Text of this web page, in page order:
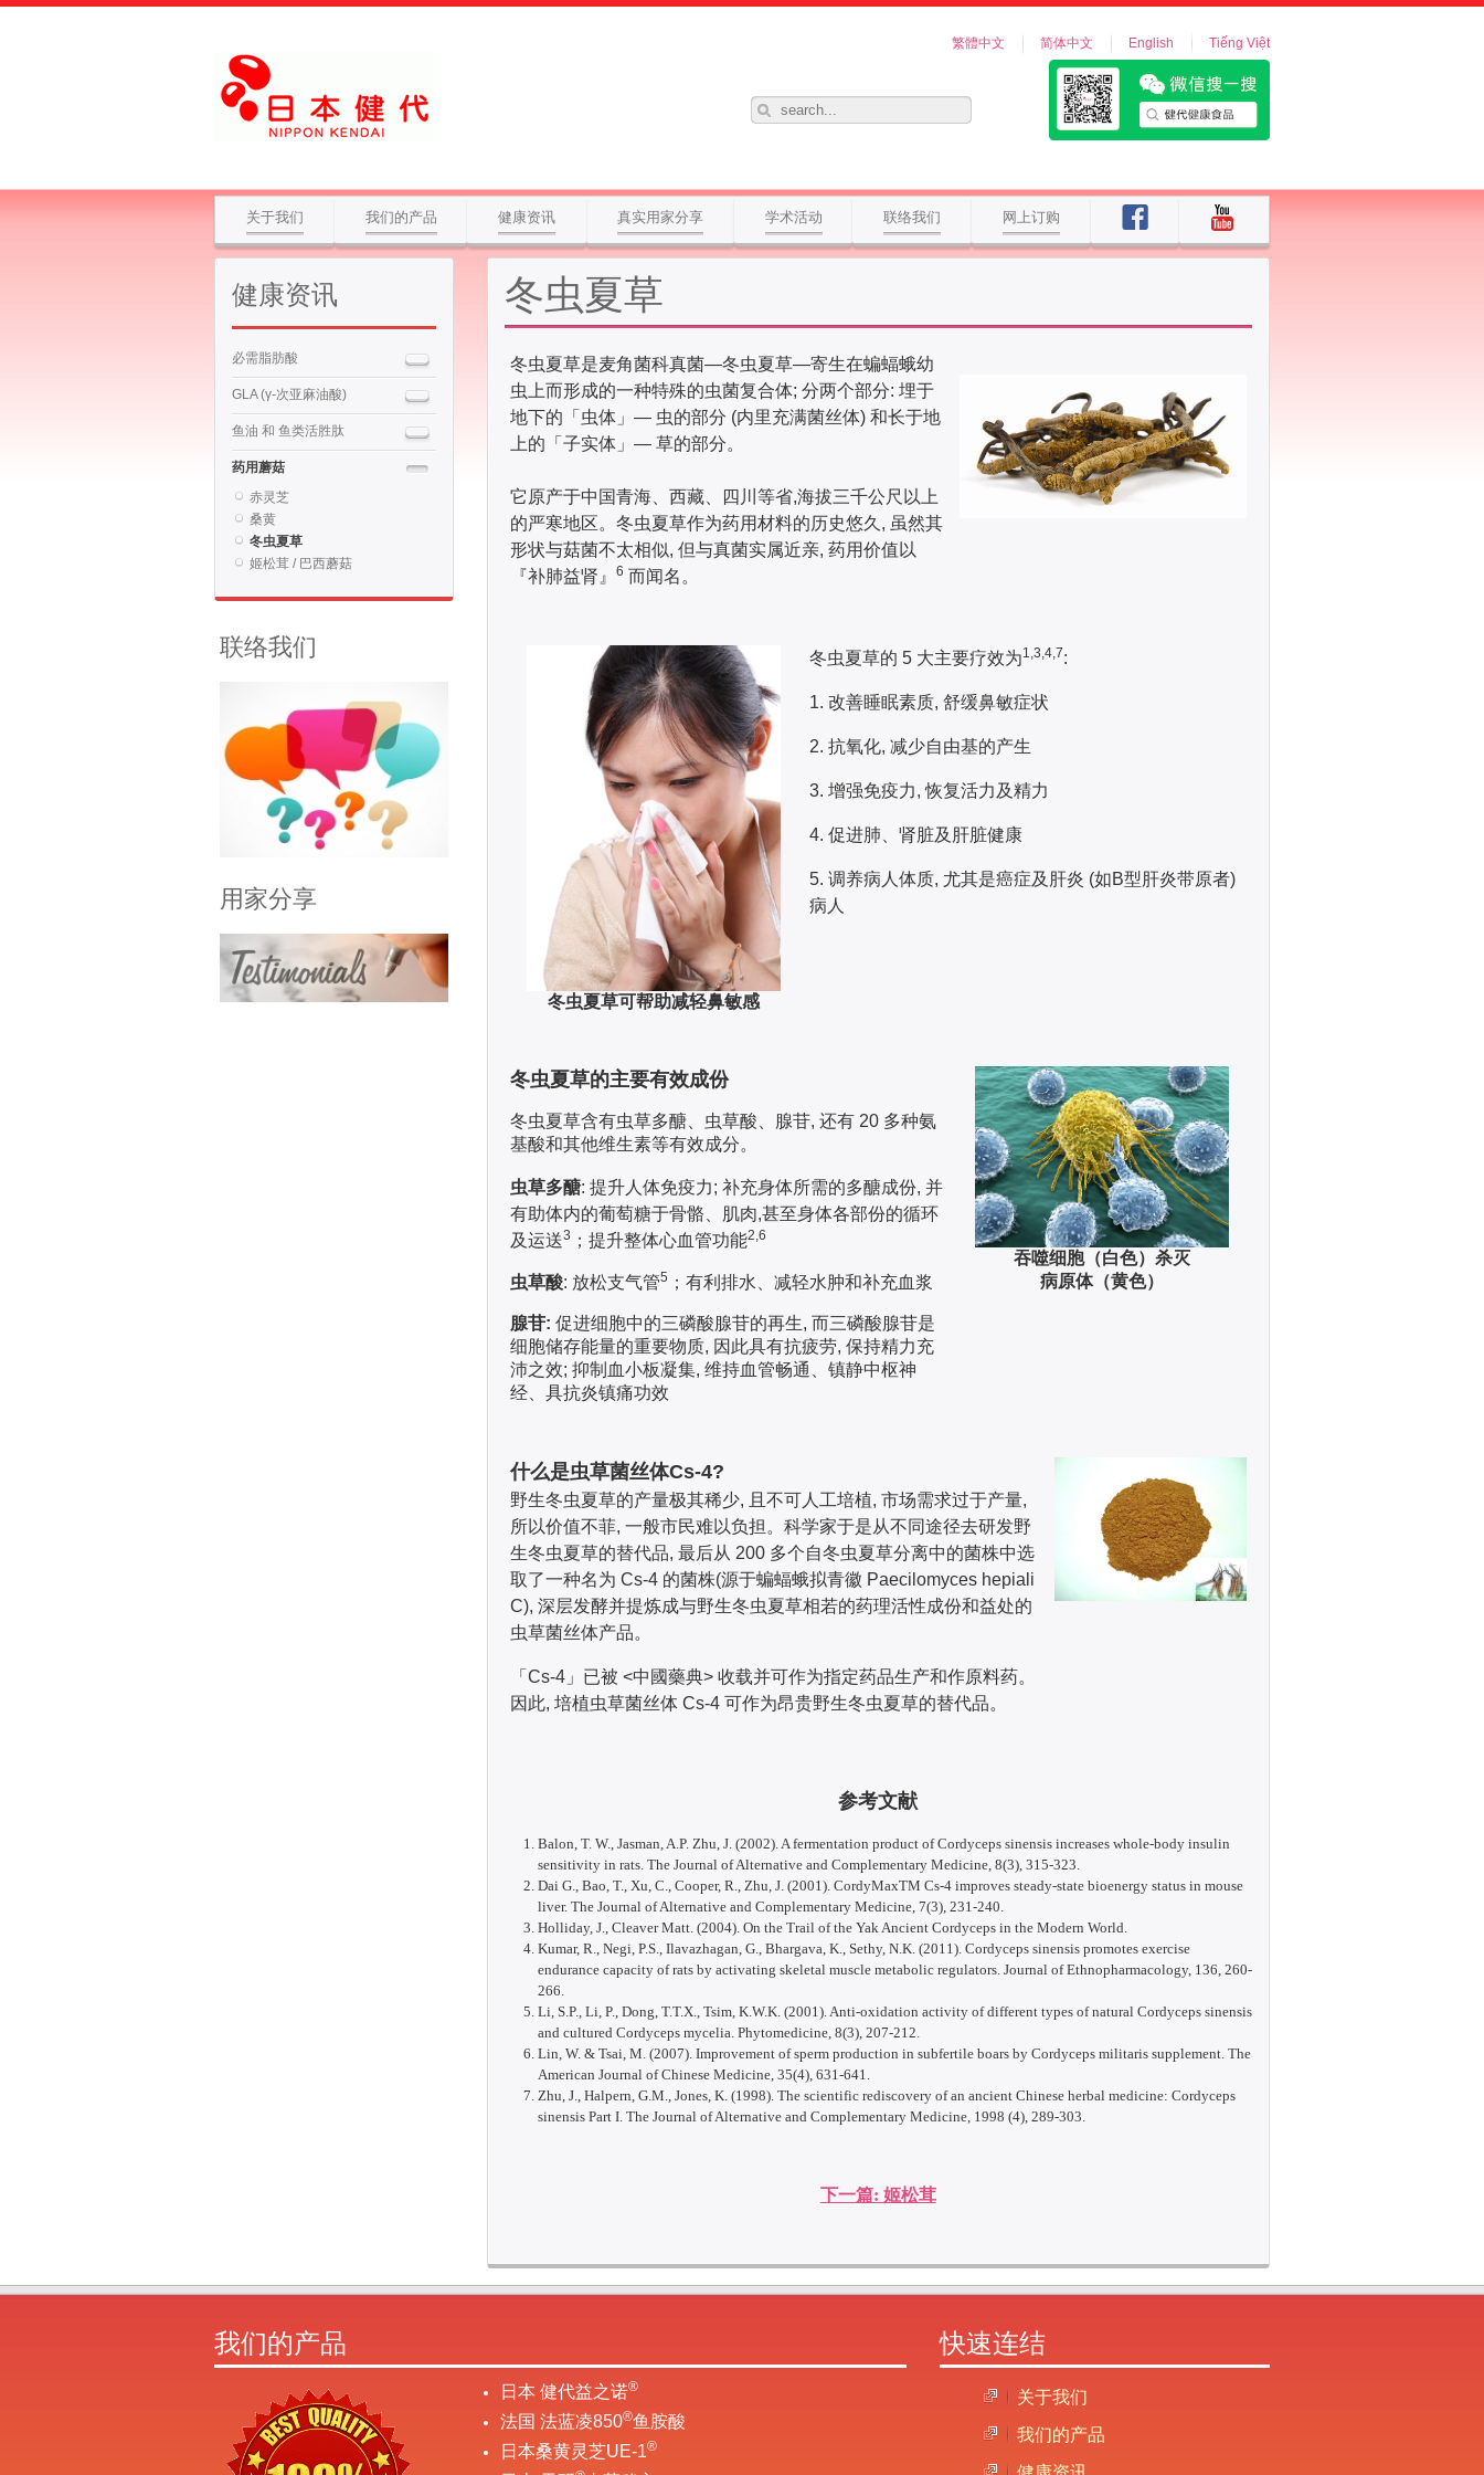
繁體中文 简体中文 English Tiếng Việt
关于我们 我们的产品 健康资讯 真实用家分享 学术活动 联络我们 网上订购
健康资讯
必需脂肪酸
GLA (γ-次亚麻油酸)
鱼油 和 鱼类活胜肽
药用蘑菇
赤灵芝
桑黄
冬虫夏草
姬松茸 / 巴西蘑菇
联络我们
用家分享
冬虫夏草
冬虫夏草是麦角菌科真菌—冬虫夏草—寄生在蝙蝠蛾幼
虫上而形成的一种特殊的虫菌复合体; 分两个部分: 埋于
地下的「虫体」— 虫的部分 (内里充满菌丝体) 和长于地
上的「子实体」— 草的部分。
它原产于中国青海、西藏、四川等省,海拔三千公尺以上
的严寒地区。冬虫夏草作为药用材料的历史悠久, 虽然其
形状与菇菌不太相似, 但与真菌实属近亲, 药用价值以
『补肺益肾』
6 而闻名。
冬虫夏草可帮助减轻鼻敏感
冬虫夏草的 5 大主要疗效为1,3,4,7:
1. 改善睡眠素质, 舒缓鼻敏症状
2. 抗氧化, 减少自由基的产生
3. 增强免疫力, 恢复活力及精力
4. 促进肺、肾脏及肝脏健康
5. 调养病人体质, 尤其是癌症及肝炎 (如B型肝炎带原者)
病人
冬虫夏草的主要有效成份
冬虫夏草含有虫草多醣、虫草酸、腺苷, 还有 20 多种氨
基酸和其他维生素等有效成分。
虫草多醣: 提升人体免疫力; 补充身体所需的多醣成份, 并
有助体内的葡萄糖于骨骼、肌肉,甚至身体各部份的循环
及运送3 ； 提升整体心血管功能2,6
虫草酸: 放松支气管5 ；有利排水、减轻水肿和补充血浆
腺苷: 促进细胞中的三磷酸腺苷的再生, 而三磷酸腺苷是
细胞储存能量的重要物质, 因此具有抗疲劳, 保持精力充
沛之效; 抑制血小板凝集, 维持血管畅通、镇静中枢神
经、具抗炎镇痛功效
吞噬细胞（白色）杀灭
病原体（黄色）
什么是虫草菌丝体Cs-4?
野生冬虫夏草的产量极其稀少, 且不可人工培植, 市场需求过于产量,
所以价值不菲, 一般市民难以负担。科学家于是从不同途径去研发野
生冬虫夏草的替代品, 最后从 200 多个自冬虫夏草分离中的菌株中选
取了一种名为 Cs-4 的菌株(源于蝙蝠蛾拟青徽 Paecilomyces hepiali
C), 深层发酵并提炼成与野生冬虫夏草相若的药理活性成份和益处的
虫草菌丝体产品。
「Cs-4」已被 <中國藥典> 收载并可作为指定药品生产和作原料药。
因此, 培植虫草菌丝体 Cs-4 可作为昂贵野生冬虫夏草的替代品。
参考文献
Balon, T. W., Jasman, A.P. Zhu, J. (2002). A fermentation product of Cordyceps sinensis increases whole-body insulin
sensitivity in rats. The Journal of Alternative and Complementary Medicine, 8(3), 315-323.
Dai G., Bao, T., Xu, C., Cooper, R., Zhu, J. (2001). CordyMaxTM Cs-4 improves steady-state bioenergy status in mouse
liver. The Journal of Alternative and Complementary Medicine, 7(3), 231-240.
Holliday, J., Cleaver Matt. (2004). On the Trail of the Yak Ancient Cordyceps in the Modern World.
Kumar, R., Negi, P.S., Ilavazhagan, G., Bhargava, K., Sethy, N.K. (2011). Cordyceps sinensis promotes exercise
endurance capacity of rats by activating skeletal muscle metabolic regulators. Journal of Ethnopharmacology, 136, 260-
266.
Li, S.P., Li, P., Dong, T.T.X., Tsim, K.W.K. (2001). Anti-oxidation activity of different types of natural Cordyceps sinensis
and cultured Cordyceps mycelia. Phytomedicine, 8(3), 207-212.
Lin, W. & Tsai, M. (2007). Improvement of sperm production in subfertile boars by Cordyceps militaris supplement. The
American Journal of Chinese Medicine, 35(4), 631-641.
Zhu, J., Halpern, G.M., Jones, K. (1998). The scientific rediscovery of an ancient Chinese herbal medicine: Cordyceps
sinensis Part I. The Journal of Alternative and Complementary Medicine, 1998 (4), 289-303.
下一篇: 姬松茸
我们的产品
日本 健代益之诺®
法国 法蓝凌850®鱼胺酸
日本桑黄灵芝UE-1®
快速连结
关于我们
我们的产品